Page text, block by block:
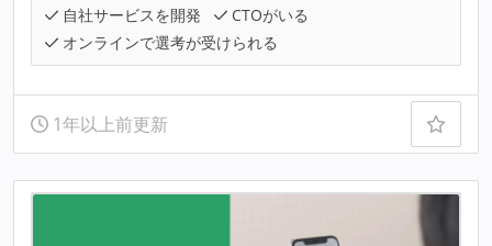
自社サービスを開発
CTOがいる
オンラインで選考が受けられる
1年以上前更新